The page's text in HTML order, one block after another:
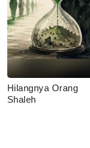
Hilangnya Orang
Shaleh